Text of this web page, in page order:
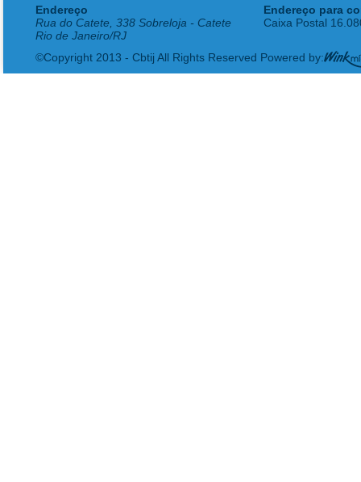
Endereço
Rua do Catete, 338 Sobreloja - Catete
Rio de Janeiro/RJ
Endereço para
Caixa Postal
©Copyright 2013 - Cbtij All Rights Reserved Powered by: